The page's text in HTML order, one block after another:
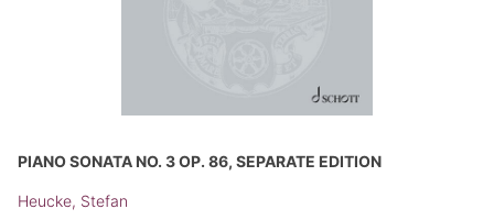
PIANO SONATA NO. 3 OP. 86, SEPARATE EDITION
Heucke, Stefan